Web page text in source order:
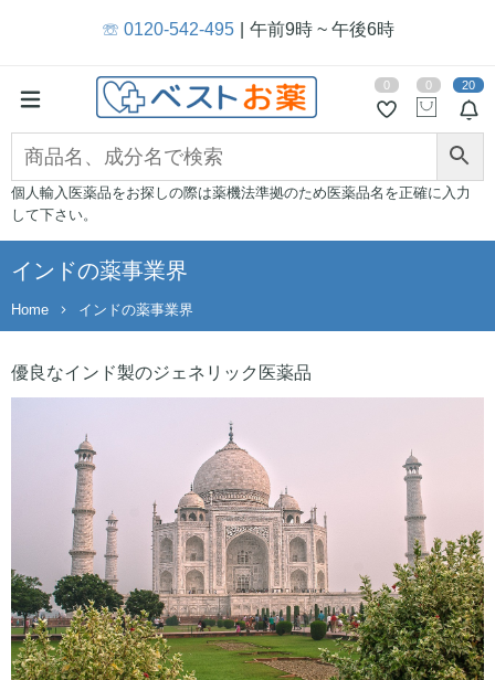
☏ 0120-542-495 午前9時 ~ 午後6時
20
0 0
個人輸入医薬品をお探しの際は薬機法準拠のため医薬品名を正確に入力
して下さい。
インドの薬事業界
Home インドの薬事業界
優良なインド製のジェネリック医薬品